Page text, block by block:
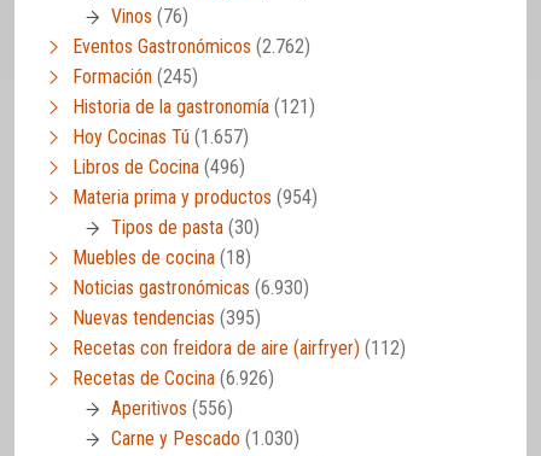
Vinos (76)
Eventos Gastronómicos (2.762)
Formación (245)
Historia de la gastronomía (121)
Hoy Cocinas Tú (1.657)
Libros de Cocina (496)
Materia prima y productos (954)
Tipos de pasta (30)
Muebles de cocina (18)
Noticias gastronómicas (6.930)
Nuevas tendencias (395)
Recetas con freidora de aire (airfryer) (112)
Recetas de Cocina (6.926)
Aperitivos (556)
Carne y Pescado (1.030)